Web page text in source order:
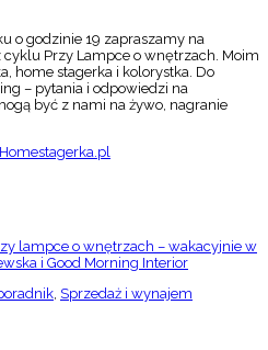
o godzinie 19 zapraszamy na
cyklu Przy Lampce o wnętrzach. Moim
home stagerka i kolorystka. Do
– pytania i odpowiedzi na
być z nami na żywo, nagranie
, Sprzedaż i wynajem